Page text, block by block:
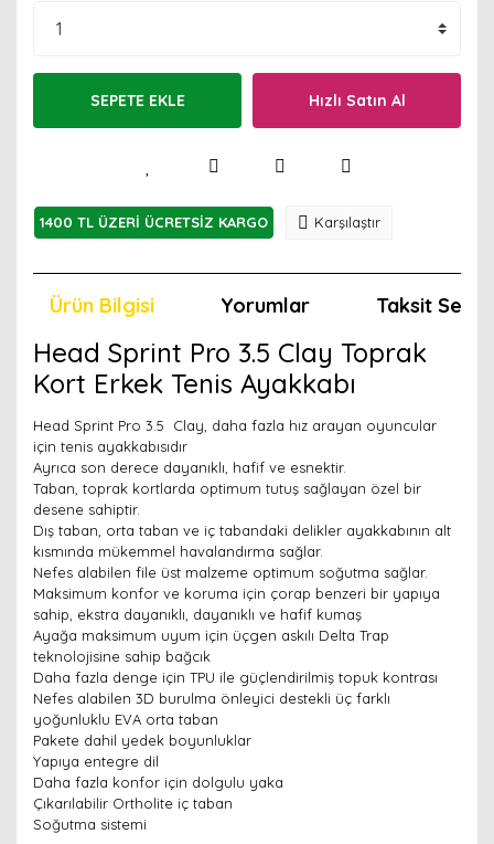
SEPETE EKLE Hızlı Satın Al
1400 TL ÜZERİ ÜCRETSİZ KARGO Karşılaştır
Ürün Bilgisi Yorumlar Taksit
Head Sprint Pro 3.5 Clay Toprak
Kort Erkek Tenis Ayakkabı
Head Sprint Pro 3.5 Clay, daha fazla hız arayan oyuncular
için tenis ayakkabısıdır
Ayrıca son derece dayanıklı, hafif ve esnektir.
Taban, toprak kortlarda optimum tutuş sağlayan özel bir
desene sahiptir.
Dış taban, orta taban ve iç tabandaki delikler ayakkabının alt
kısmında mükemmel havalandırma sağlar.
Nefes alabilen file üst malzeme optimum soğutma sağlar.
Maksimum konfor ve koruma için çorap benzeri bir yapıya
sahip, ekstra dayanıklı, dayanıklı ve hafif kumaş
Ayağa maksimum uyum için üçgen askılı Delta Trap
teknolojisine sahip bağcık
Daha fazla denge için TPU ile güçlendirilmiş topuk kontrası
Nefes alabilen 3D burulma önleyici destekli üç farklı
yoğunluklu EVA orta taban
Pakete dahil yedek boyunluklar
Yapıya entegre dil
Daha fazla konfor için dolgulu yaka
Çıkarılabilir Ortholite iç taban
Soğutma sistemi